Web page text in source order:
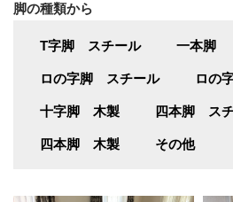
脚の種類から
T字脚 スチール 一本脚
ロの字脚 スチール ロの
十字脚 木製 四本脚 ス
四本脚 木製 その他